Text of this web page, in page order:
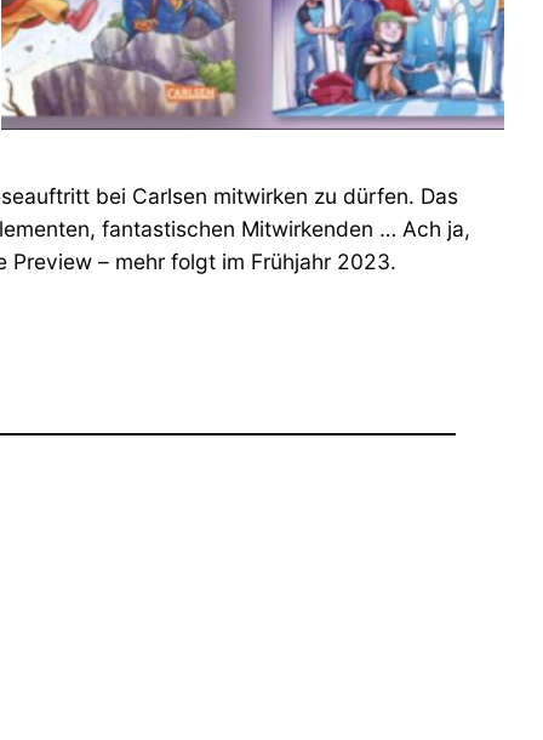
bei Carlsen mitwirken zu dürfen. Das
fantastischen Mitwirkenden … Ach ja,
Preview – mehr folgt im Frühjahr 2023.